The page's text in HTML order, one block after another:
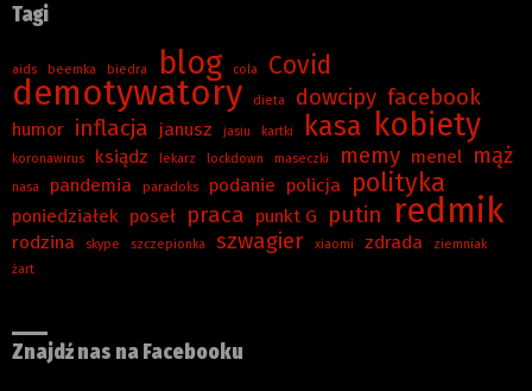
Tagi
aids beemka biedra blog cola Covid
demotywatory dieta dowcipy facebook
humor inflacja janusz jasiu kartki kasa kobiety
koronawirus ksiądz lekarz lockdown maseczki memy menel mąż
nasa pandemia paradoks podanie policja polityka
poniedziałek poseł praca punkt G putin redmik
rodzina skype szczepionka szwagier xiaomi zdrada
ziemniak
żart
Znajdź nas na Facebooku